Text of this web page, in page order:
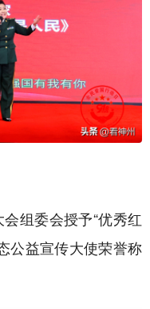
组委会授予“优秀红
公益宣传大使荣誉称